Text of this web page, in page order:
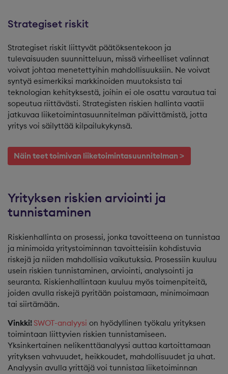
Strategiset riskit
Strategiset riskit liittyvät päätöksentekoon ja
tulevaisuuden suunnitteluun, missä virheelliset valinnat
voivat johtaa menetettyihin mahdollisuuksiin. Ne voivat
syntyä esimerkiksi markkinoiden muutoksista tai
teknologian kehityksestä, joihin ei ole osattu varautua tai
sopeutua riittävästi. Strategisten riskien hallinta vaatii
jatkuvaa liiketoimintasuunnitelman päivittämistä, jotta
yritys voi säilyttää kilpailukykynsä.
Näin teet toimivan liiketoimintasuunnitelman >
Yrityksen riskien arviointi ja
tunnistaminen
Riskienhallinta on prosessi, jonka tavoitteena on tunnistaa
ja minimoida yritystoiminnan tavoitteisiin kohdistuvia
riskejä ja niiden mahdollisia vaikutuksia. Prosessiin kuuluu
usein riskien tunnistaminen, arviointi, analysointi ja
seuranta. Riskienhallintaan kuuluu myös toimenpiteitä,
joiden avulla riskejä pyritään poistamaan, minimoimaan
tai siirtämään.
Vinkki! SWOT-analyysi on hyödyllinen työkalu yrityksen
toimintaan liittyvien riskien tunnistamiseen.
Yksinkertainen nelikenttäanalyysi auttaa kartoittamaan
yrityksen vahvuudet, heikkoudet, mahdollisuudet ja uhat.
Analyysin avulla yrittäjä voi tunnistaa liiketoiminnan